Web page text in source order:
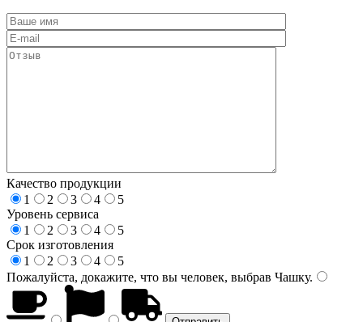
Качество продукции
1
2 3 4
5
Уровень сервиса
1
2 3 4
5
Срок изготовления
1
2 3 4
5
Пожалуйста, докажите, что вы человек, выбрав Чашку.